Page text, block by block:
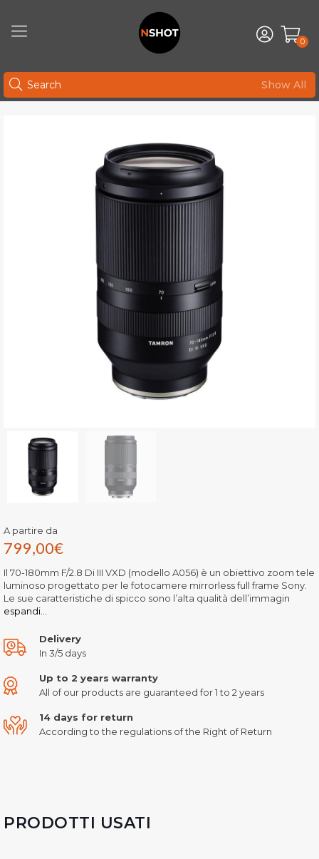
0
Show All
A partire da
799,00€
Il 70-180mm F/2.8 Di III VXD (modello A056) è un obiettivo zoom tele
luminoso progettato per le fotocamere mirrorless full frame Sony.
Le sue caratteristiche di spicco sono l’alta qualità dell’immagin
espandi...
Delivery
In 3/5 days
Up to 2 years warranty
All of our products are guaranteed for 1 to 2 years
14 days for return
According to the regulations of the Right of Return
PRODOTTI USATI